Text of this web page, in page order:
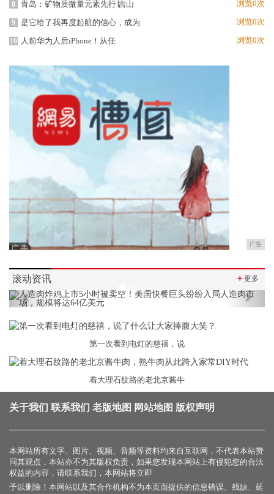
8 青岛：矿物质微量元素先行∣吉山 浏览0次
9 是它给了我再度起航的信心，成为 浏览0次
10 人前华为人后iPhone！从任 浏览0次
广告
滚动资讯 ＋更多
Previous Next
第一次看到电灯的慈禧，说
着大理石纹路的老北京酱牛
关于我们 联系我们 老版地图 网站地图 版权声明
本网站所有文字、图片、视频、音频等资料均来自互联网，不代表本站赞
同其观点，本站亦不为其版权负责，如果您发现本网站上有侵犯您的合法
权益的内容，请联系我们，本网站将立即
予以删除！本网站以及其合作机构不为本页面提供的信息错误、残缺、延